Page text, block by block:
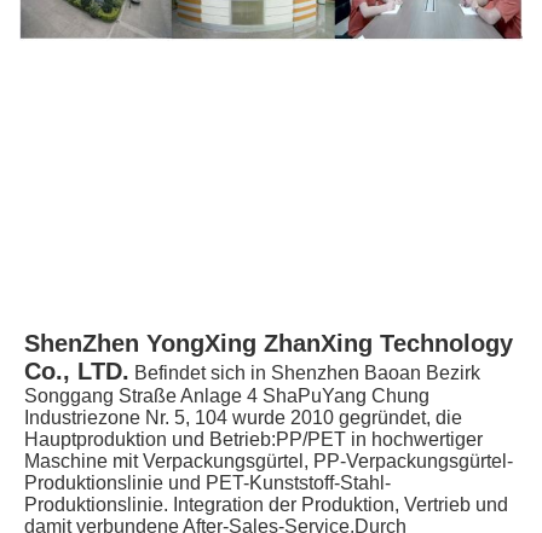
ShenZhen YongXing ZhanXing Technology
Co., LTD. Befindet sich in Shenzhen Baoan Bezirk
Songgang Straße Anlage 4 ShaPuYang Chung
Industriezone Nr. 5, 104 wurde 2010 gegründet, die
Hauptproduktion und Betrieb:PP/PET in hochwertiger
Maschine mit Verpackungsgürtel, PP-Verpackungsgürtel-
Produktionslinie und PET-Kunststoff-Stahl-
Produktionslinie. Integration der Produktion, Vertrieb und
damit verbundene After-Sales-Service.Durch